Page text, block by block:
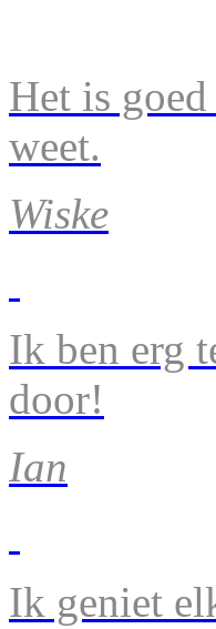
Het is
weet.
Wiske
Ik ben erg
door!
Ian
Ik geniet